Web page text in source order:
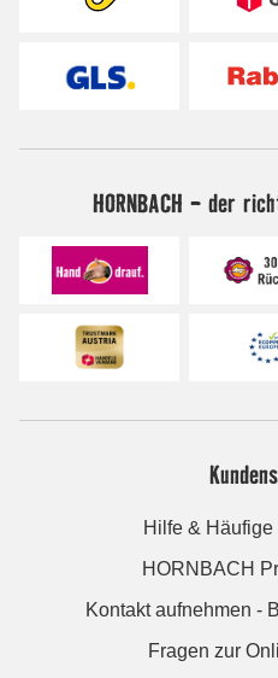
HORNBACH - der
Hilfe &
HORNBACH
Kontakt aufnehmen -
Fragen zur